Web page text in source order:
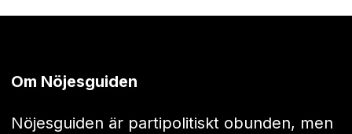
Om Nöjesguiden
Nöjesguiden är partipolitiskt obunden, men